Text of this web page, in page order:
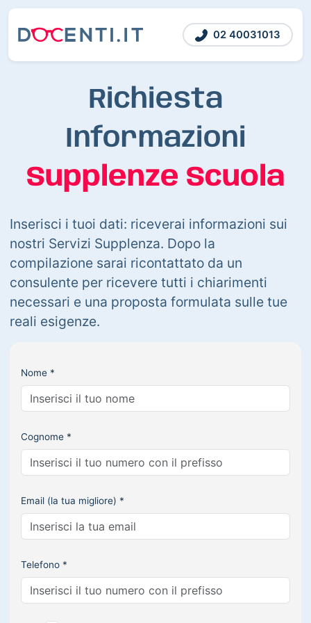
02 40031013
Richiesta
Informazioni
Supplenze Scuola
Inserisci i tuoi dati: riceverai informazioni sui
nostri Servizi Supplenza. Dopo la
compilazione sarai ricontattato da un
consulente per ricevere tutti i chiarimenti
necessari e una proposta formulata sulle tue
reali esigenze.
Nome *
Cognome *
Email (la tua migliore) *
Telefono *